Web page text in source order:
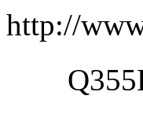
http://
Q355B